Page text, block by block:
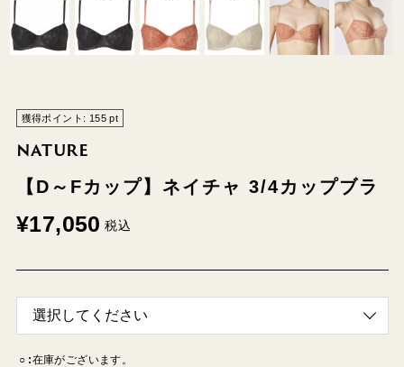
獲得ポイント: 155 pt
NATURE
【D～Fカップ】ネイチャ 3/4カップブラ
¥17,050 税込
○ 在庫がございます。